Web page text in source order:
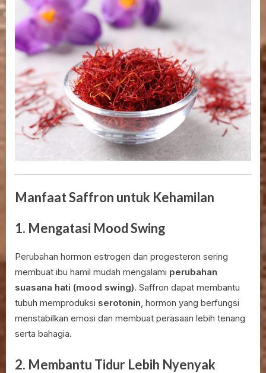
Manfaat Saffron untuk Kehamilan
1. Mengatasi Mood Swing
Perubahan hormon estrogen dan progesteron sering
membuat ibu hamil mudah mengalami perubahan
suasana hati (mood swing). Saffron dapat membantu
tubuh memproduksi serotonin, hormon yang berfungsi
menstabilkan emosi dan membuat perasaan lebih tenang
serta bahagia.
2. Membantu Tidur Lebih Nyenyak